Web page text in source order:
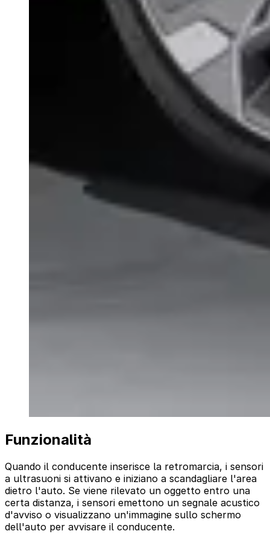
Funzionalità
Quando il conducente inserisce la retromarcia, i sensori
a ultrasuoni si attivano e iniziano a scandagliare l'area
dietro l'auto. Se viene rilevato un oggetto entro una
certa distanza, i sensori emettono un segnale acustico
d'avviso o visualizzano un'immagine sullo schermo
dell'auto per avvisare il conducente.